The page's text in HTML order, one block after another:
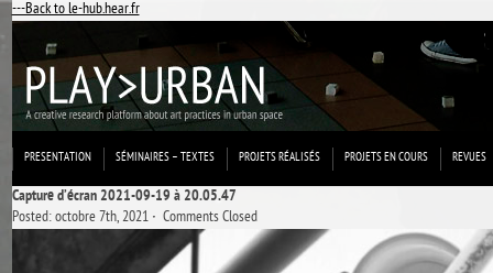
---Back to le-hub.hear.fr
PRESENTATION SÉMINAIRES – TEXTES PROJETS RÉALISÉS PROJETS EN COURS REVUES
Capture d’écran 2021-09-19 à 20.05.47
Posted: octobre 7th, 2021 ˑ Comments Closed